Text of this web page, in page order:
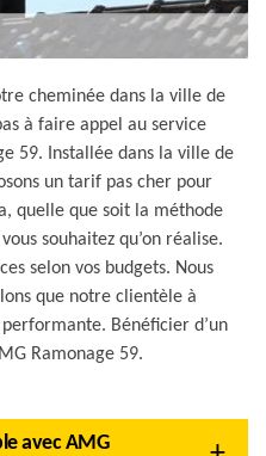
cheminée dans la ville de
à faire appel au service
59. Installée dans la ville de
un tarif pas cher pour
quelle que soit la méthode
souhaitez qu’on réalise.
selon vos budgets. Nous
que notre clientèle à
Bénéficier d’un
Ramonage 59.
avec AMG